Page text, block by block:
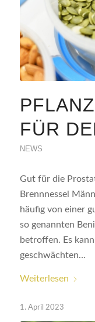
FÜR
NEWS
Gut für die
Brennnessel
häufig von einer
so genannten
betroffen. Es
geschwächten…
Weiterlesen
1. April 2023